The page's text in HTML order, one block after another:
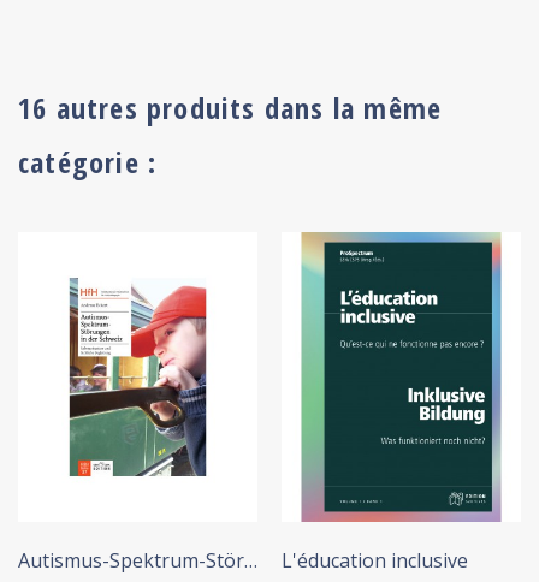
16 autres produits dans la même
catégorie :
Autismus-Spektrum-Störungen...
+ ADD TO CART
L'éducation inclusive